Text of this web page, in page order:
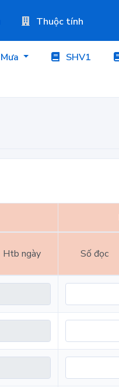
Thuộc tính
Mưa SHV1
Htb ngày Số đọc